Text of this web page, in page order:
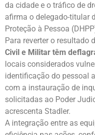
da cidade e o tráfico de
afirma o delegado-titular
Proteção à Pessoa
Para reverter o resultado
Civil e Militar têm
locais considerados
identificação do pessoal
com a instauração de
solicitadas ao Poder
acrescenta Stadler.
A integração entre as